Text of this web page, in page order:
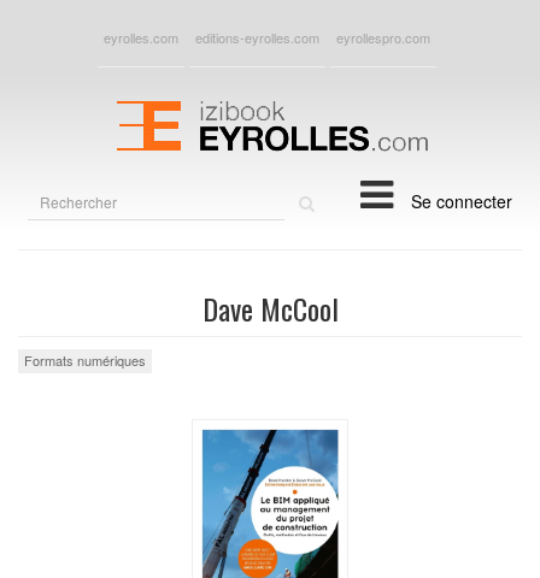
eyrolles.com editions-eyrolles.com eyrollespro.com
Se connecter
Dave McCool
Formats numériques